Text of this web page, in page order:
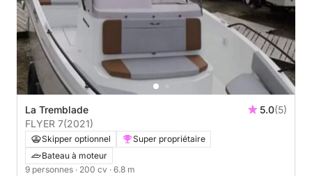
La Tremblade 5.0(5)
FLYER 7(2021)
Skipper optionnel
Super propriétaire
Bateau à moteur
9 personnes · 200 cv · 6.8 m